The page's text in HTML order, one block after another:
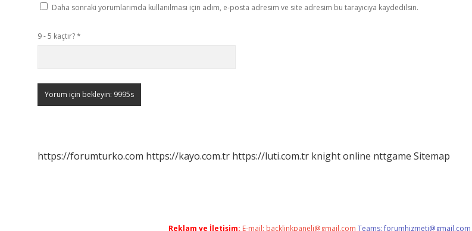
Daha sonraki yorumlarımda kullanılması için adım, e-posta adresim ve site adresim bu tarayıcıya kaydedilsin.
9 - 5 kaçtır?*
https://forumturko.com https://kayo.com.tr https://luti.com.tr knight online nttgame Sitemap
Reklam ve İletişim: E-mail: backlinkpaneli@gmail.com Teams:forumhizmeti@gmail.com